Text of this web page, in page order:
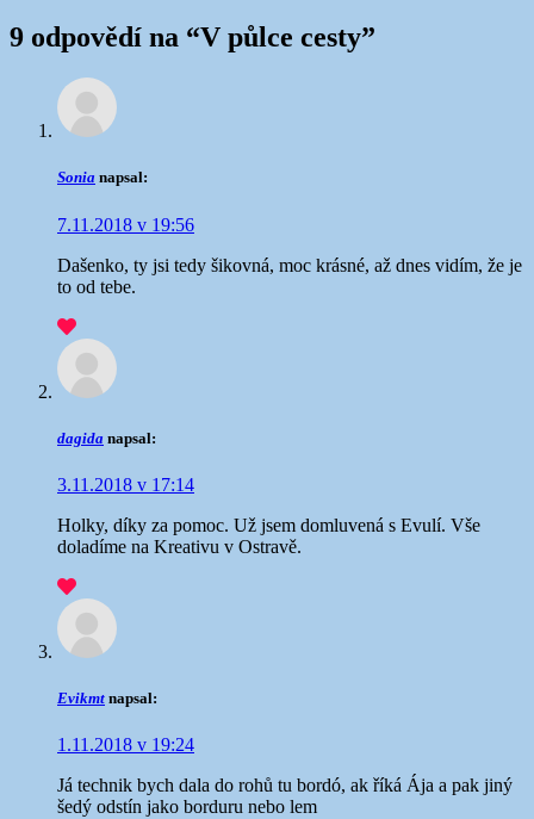
9 odpovědí na “V půlce cesty”
Sonia napsal:
7.11.2018 v 19:56
Dašenko, ty jsi tedy šikovná, moc krásné, až dnes vidím, že je
to od tebe.
dagida napsal:
3.11.2018 v 17:14
Holky, díky za pomoc. Už jsem domluvená s Evulí. Vše
doladíme na Kreativu v Ostravě.
Evikmt napsal:
1.11.2018 v 19:24
Já technik bych dala do rohů tu bordó, ak říká Ája a pak jiný
šedý odstín jako borduru nebo lem